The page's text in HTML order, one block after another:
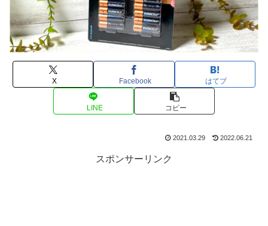
X Facebook はてブ
LINE コピー
2021.03.29 2022.06.21
スポンサーリンク